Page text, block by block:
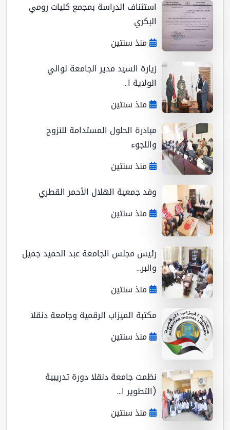
استئناف الدراسة بمجمع كليات رومي
البكري
منذ سنتين
زيارة السيد مدير الجامعة لوالي
الولاية ا...
منذ سنتين
مبادرة الحلول المستدامة للنزوح
واللجوء
منذ سنتين
وفد جمعية الهلال الأحمر القطري
منذ سنتين
رئيس مجلس الجامعة عبد الحميد جميل
والبر...
منذ سنتين
مكتبة الميزاب الرقمية وجامعة دنقلا
منذ سنتين
نظمت جامعة دنقلا دورة تدريبية
(التطوير ا...
منذ سنتين